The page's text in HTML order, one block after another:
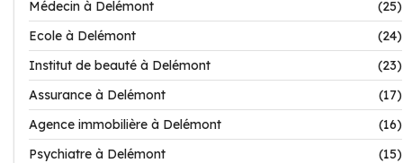
Médecin à Delémont
(25)
Ecole à Delémont
(24)
Institut de beauté à Delémont
(23)
Assurance à Delémont
(17)
Agence immobilière à Delémont
(16)
Psychiatre à Delémont
(15)